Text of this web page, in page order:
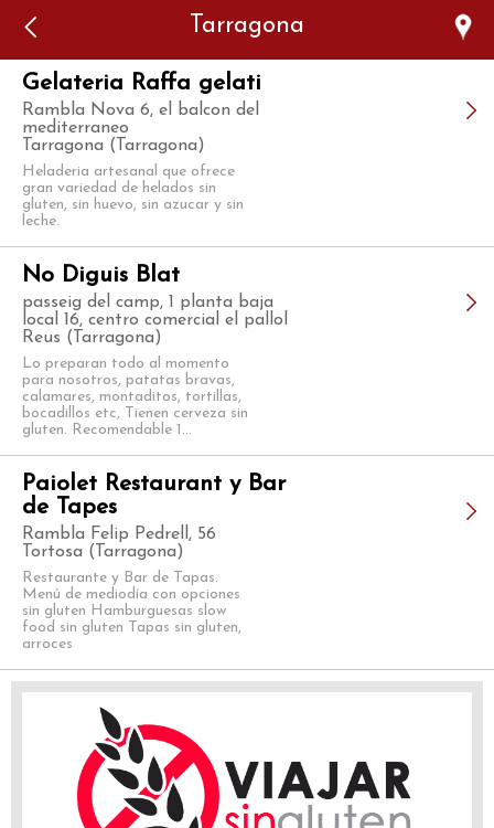
Tarragona
Gelateria Raffa gelati
Rambla Nova 6, el balcon del
mediterraneo
Tarragona (Tarragona)
Heladeria artesanal que ofrece
gran variedad de helados sin
gluten, sin huevo, sin azucar y sin
leche.
No Diguis Blat
passeig del camp, 1 planta baja
local 16, centro comercial el pallol
Reus (Tarragona)
Lo preparan todo al momento
para nosotros, patatas bravas,
calamares, montaditos, tortillas,
bocadillos etc, Tienen cerveza sin
gluten. Recomendable 1...
Paiolet Restaurant y Bar
de Tapes
Rambla Felip Pedrell, 56
Tortosa (Tarragona)
Restaurante y Bar de Tapas.
Menú de mediodí­a con opciones
sin gluten Hamburguesas slow
food sin gluten Tapas sin gluten,
arroces
authorized to show the cookie declaration for domain group
ID 546ddaab-b478-4440-aa8a-3b0205284212. Please add it to
the domain group in the Cookiebot Manager to authorize
the domain.